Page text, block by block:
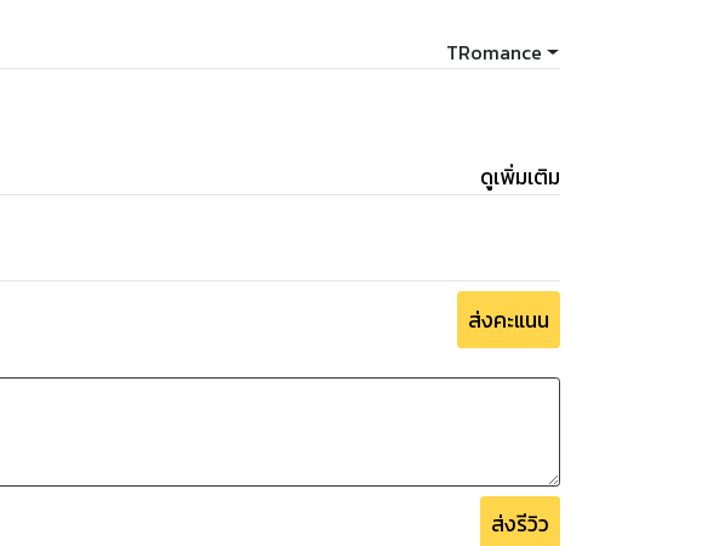
TRomance
ดูเพิ่มเติม
ส่งคะแนน
ส่งรีวิว